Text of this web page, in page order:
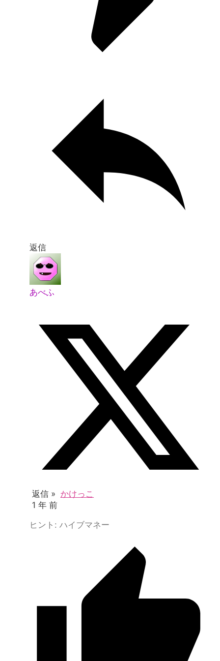
返信
あべふ
返信 » かけっこ
1 年 前
ヒント: ハイブマネー